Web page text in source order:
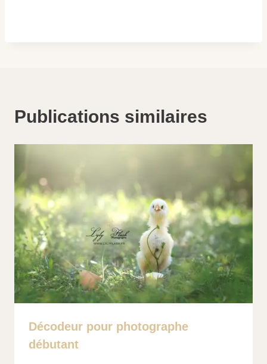
Publications similaires
Décodeur pour photographe
débutant